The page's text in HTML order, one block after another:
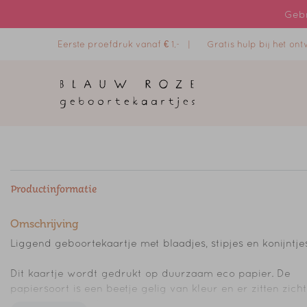
Eerste proefdruk vanaf € 1,- | Gratis hulp bij het
Productinformatie
Omschrijving
Liggend geboortekaartje met blaadjes, stipjes en
Dit kaartje wordt gedrukt op duurzaam eco papier. De
papiersoort is een beetje gelig van kleur en er zitten